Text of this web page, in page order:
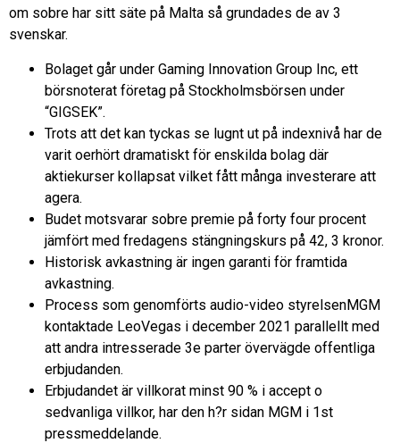
om sobre har sitt säte på Malta så grundades de av 3
svenskar.
Bolaget går under Gaming Innovation Group Inc, ett
börsnoterat företag på Stockholmsbörsen under
“GIGSEK”.
Trots att det kan tyckas se lugnt ut på indexnivå har de
varit oerhört dramatiskt för enskilda bolag där
aktiekurser kollapsat vilket fått många investerare att
agera.
Budet motsvarar sobre premie på forty four procent
jämfört med fredagens stängningskurs på 42, 3 kronor.
Historisk avkastning är ingen garanti för framtida
avkastning.
Process som genomförts audio-video styrelsenMGM
kontaktade LeoVegas i december 2021 parallellt med
att andra intresserade 3e parter övervägde offentliga
erbjudanden.
Erbjudandet är villkorat minst 90 % i accept o
sedvanliga villkor, har den h?r sidan MGM i 1st
pressmeddelande.